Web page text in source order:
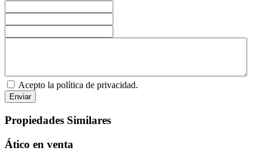
Acepto la política de privacidad.
Propiedades Similares
Ático en venta